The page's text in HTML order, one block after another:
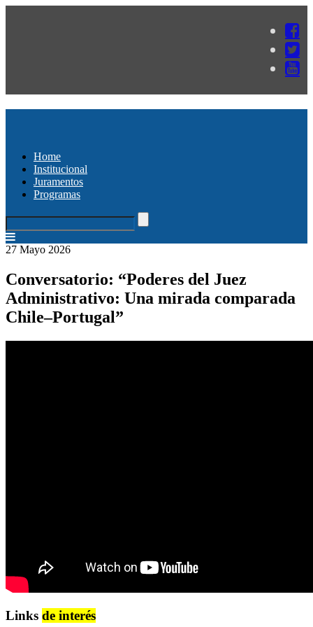
Home
Institucional
Juramentos
Programas
27 Mayo 2026
Conversatorio: “Poderes del Juez
Administrativo: Una mirada comparada
Chile–Portugal”
Links de interés